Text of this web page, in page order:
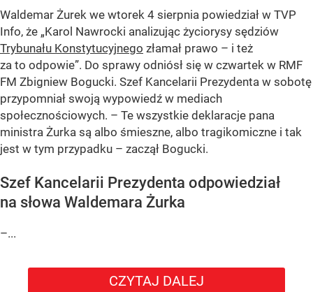
Waldemar Żurek we wtorek 4 sierpnia powiedział w TVP
Info, że „Karol Nawrocki analizując życiorysy sędziów
Trybunału Konstytucyjnego złamał prawo – i też
za to odpowie”. Do sprawy odniósł się w czwartek w RMF
FM Zbigniew Bogucki. Szef Kancelarii Prezydenta w sobotę
przypomniał swoją wypowiedź w mediach
społecznościowych. – Te wszystkie deklaracje pana
ministra Żurka są albo śmieszne, albo tragikomiczne i tak
jest w tym przypadku – zaczął Bogucki.
Szef Kancelarii Prezydenta odpowiedział
na słowa Waldemara Żurka
–...
CZYTAJ DALEJ